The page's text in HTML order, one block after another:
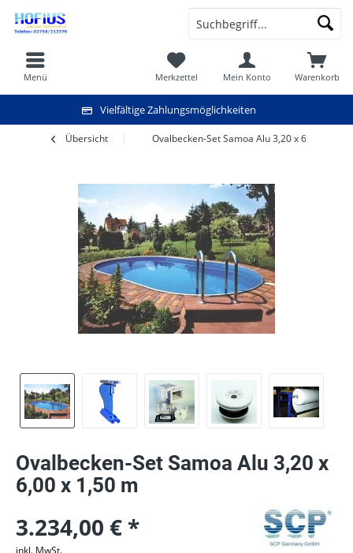
Vielfältige Zahlungsmöglichkeiten
Warenkorb
Merkzettel Mein Konto
Menü
Übersicht Ovalbecken-Set Samoa Alu 3,20 x 6,00 x 1,50
Ovalbecken-Set Samoa Alu 3,20 x
6,00 x 1,50 m
3.234,00 € *
inkl. MwSt.